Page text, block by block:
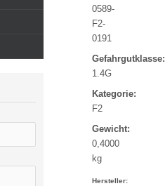
0589-
F2-
0191
Gefahrgutklasse:
1.4G
Kategorie:
F2
Gewicht:
0,4000
kg
Hersteller: